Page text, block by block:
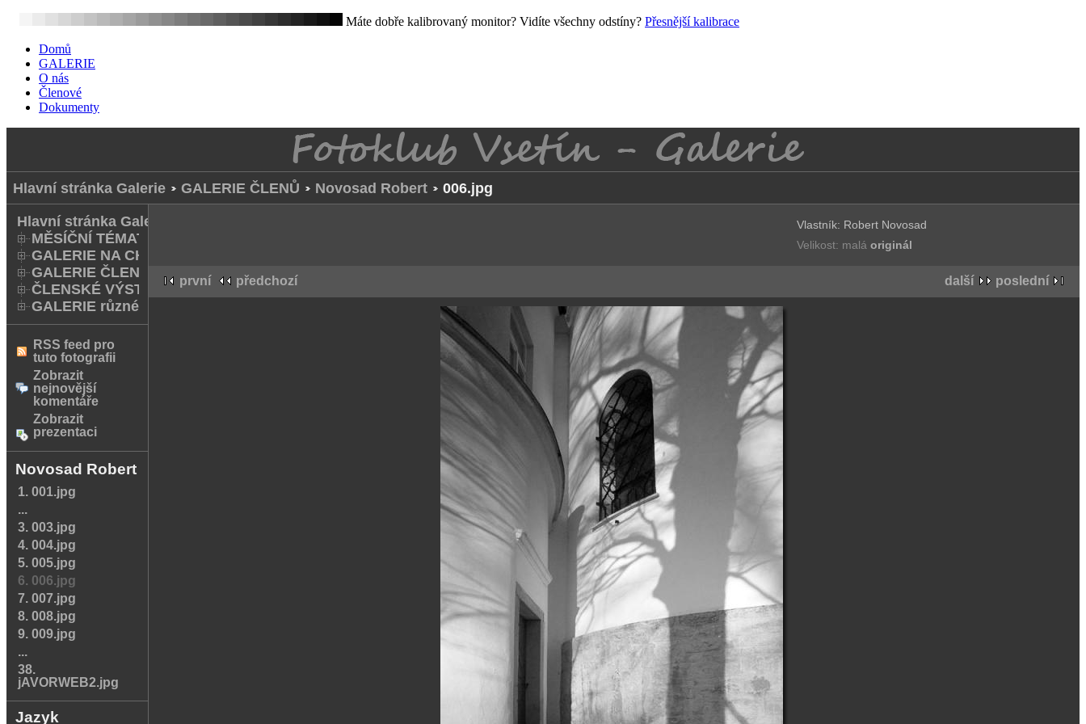
Máte dobře kalibrovaný monitor? Vidíte všechny odstíny? Přesnější kalibrace
Domů
GALERIE
O nás
Členové
Dokumenty
Hlavní stránka Galerie GALERIE ČLENŮ Novosad Robert 006.jpg
Hlavní stránka Galerie
MĚSÍČNÍ TÉMATA
GALERIE NA CHODNÍKU
GALERIE ČLENŮ
ČLENSKÉ VÝSTAVY A FOTO Q
GALERIE různé
RSS feed pro
tuto fotografii
Zobrazit
nejnovější
komentáře
Zobrazit
prezentaci
Novosad Robert
1. 001.jpg
...
3. 003.jpg
4. 004.jpg
5. 005.jpg
6. 006.jpg
7. 007.jpg
8. 008.jpg
9. 009.jpg
...
38.
jAVORWEB2.jpg
Jazyk
Vlastník: Robert Novosad
Velikost: maláoriginál
další poslední
první předchozí